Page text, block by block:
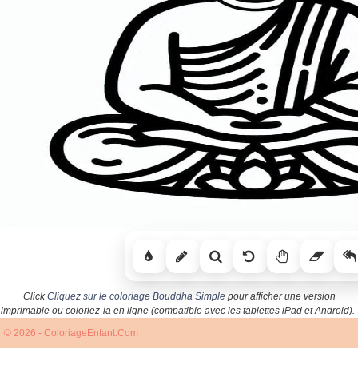
ClickCliquez sur le coloriage Bouddha Simplepour afficher une version
imprimable ou coloriez-la en ligne (compatible avec les tablettes iPad et Android).
© 2026 - ColoriageEnfant.Com